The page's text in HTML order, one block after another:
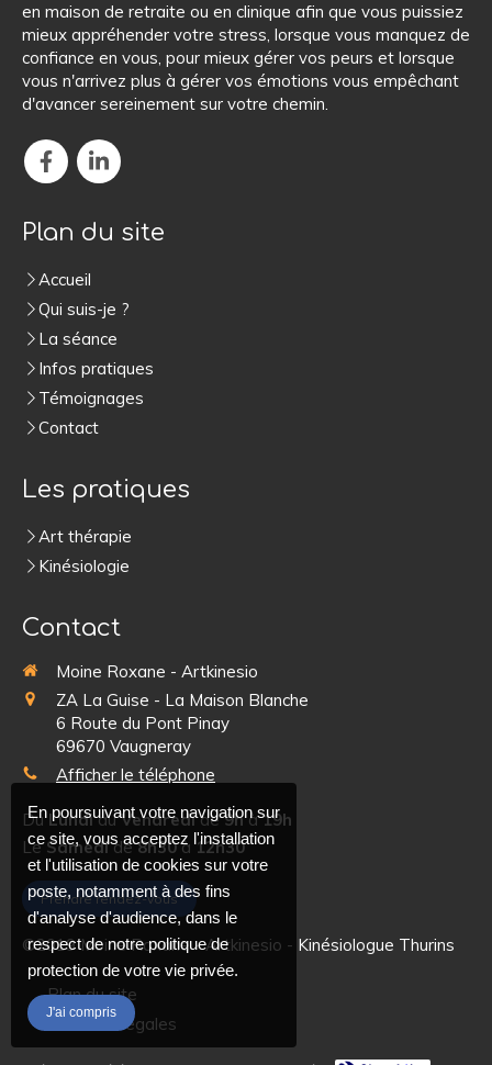
en maison de retraite ou en clinique afin que vous puissiez
mieux appréhender votre stress, lorsque vous manquez de
confiance en vous, pour mieux gérer vos peurs et lorsque
vous n'arrivez plus à gérer vos émotions vous empêchant
d'avancer sereinement sur votre chemin.
Plan du site
Accueil
Qui suis-je ?
La séance
Infos pratiques
Témoignages
Contact
Les pratiques
Art thérapie
Kinésiologie
Contact
Moine Roxane - Artkinesio
ZA La Guise - La Maison Blanche
6 Route du Pont Pinay
69670 Vaugneray
Afficher le téléphone
DuLundiauVendredide9hà19h
LeSamedide8h30à12h30
Prendre rendez-vous
©2019 Moine Roxane - Artkinesio - Kinésiologue Thurins
Plan du site
Mentions légales
En poursuivant votre navigation sur
ce site, vous acceptez l'installation
et l'utilisation de cookies sur votre
poste, notamment à des fins
d'analyse d'audience, dans le
respect de notre politique de
protection de votre vie privée.
J'ai compris